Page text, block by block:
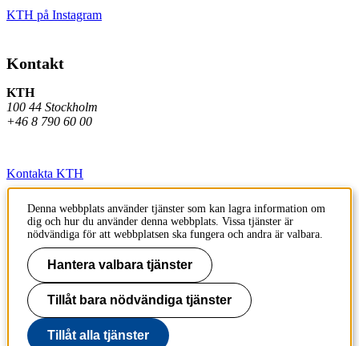
KTH på Instagram
Kontakt
KTH
100 44 Stockholm
+46 8 790 60 00
Kontakta KTH
Jobba på KTH
Press och media
Faktura och betalning KTH
Om KTH:s webbplatser
Tillgänglighetsredogörelse
Denna webbplats använder tjänster som kan lagra information om
dig och hur du använder denna webbplats. Vissa tjänster är
nödvändiga för att webbplatsen ska fungera och andra är valbara.
Hantera valbara tjänster
Tillåt bara nödvändiga tjänster
Tillåt alla tjänster